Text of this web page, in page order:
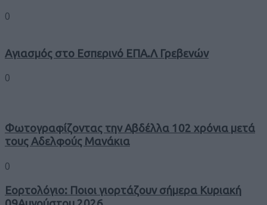
0
Αγιασμός στο Εσπερινό ΕΠΑ.Λ Γρεβενών
0
Φωτογραφίζοντας την Αβδέλλα 102 χρόνια μετά
τους Αδελφούς Μανάκια
0
Εορτολόγιο: Ποιοι γιορτάζουν σήμερα Κυριακή